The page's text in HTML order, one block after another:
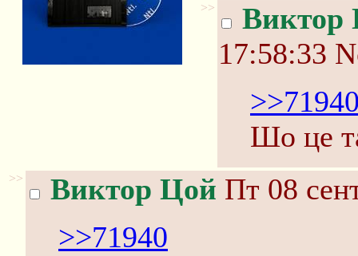
>>
Виктор
17:58:33
Шо це
>> Виктор Цой Пт 08
>>71940